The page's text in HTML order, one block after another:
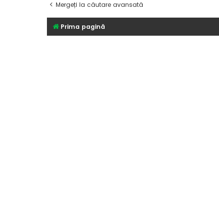
Mergeți la căutare avansată
Prima pagină